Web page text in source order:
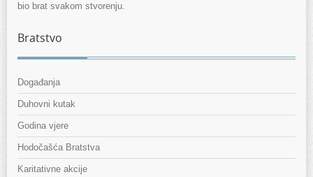
bio brat svakom stvorenju.
Bratstvo
Događanja
Duhovni kutak
Godina vjere
Hodočašća Bratstva
Karitativne akcije